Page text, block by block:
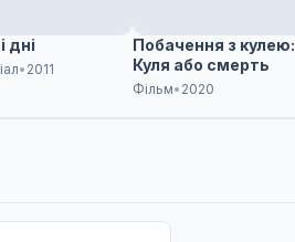
дні
• 2011
Побачення з кулею:
Куля або смерть
Фільм• 2020